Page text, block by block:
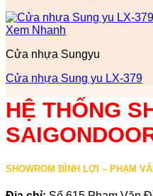
Xem Nhanh
Cửa nhựa Sungyu
Cửa nhựa Sung yu LX-379
HỆ THỐNG
SHOWROM BÌNH LỢI – PHẠM